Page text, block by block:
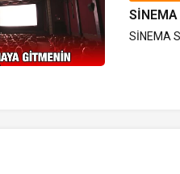
SINEMA
SİNEMA